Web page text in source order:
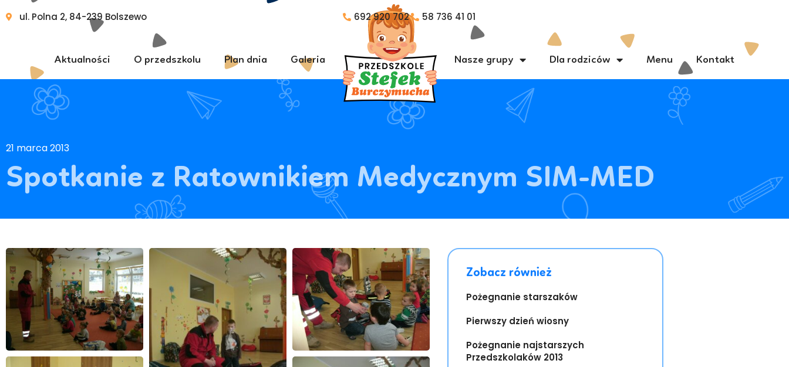
ul. Polna 2, 84-239 Bolszewo 692 920 702 58 736 41 01
Aktualności O przedszkolu Plan dnia Galeria Nasze grupy Dla rodziców Menu Kontakt
21 marca 2013
Spotkanie z Ratownikiem Medycznym SIM-MED
Zobacz również
Pożegnanie starszaków
Pierwszy dzień wiosny
Pożegnanie najstarszych
Przedszkolaków 2013